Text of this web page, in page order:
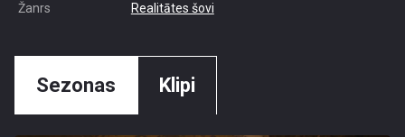
Žanrs Realitātes šovi
Sezonas Klipi